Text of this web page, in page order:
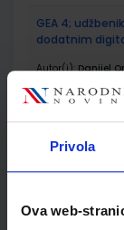
Privola
Ova web-
GEA 4;
dodatnim
Autor(i):Danijel
Nakladnik:
SKU:569175